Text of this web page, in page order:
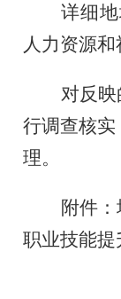
详细
人力资源
对反
行调查核实
理。
附件
职业技能